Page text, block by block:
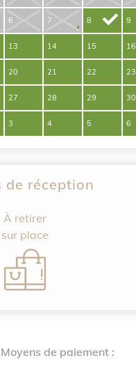
6 7 8 9
13 14 15 16
20 21 22 23
27 28 29 30
3 4 5 6
de réception
À retirer
sur place
Moyens de paiement :